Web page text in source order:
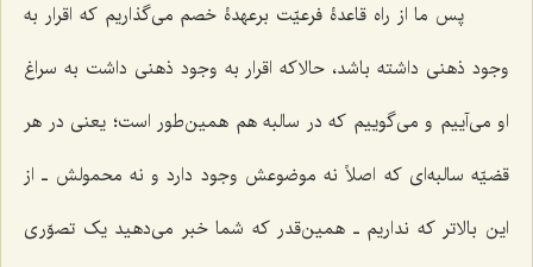
پس ما از راه قاعدۀ فرعیّت برعهدۀ خصم می‌گذاریم که اقرار به
وجود ذهنی داشته باشد، حالاکه اقرار به وجود ذهنی داشت به سراغ
او می‌آییم و می‌گوییم که در سالبه هم همین‌طور است؛ یعنی در هر
قضیّه سالبه‌ای که اصلاً نه موضوعش وجود دارد و نه محمولش ـ از
این بالاتر که نداریم ـ همین‌قدر که شما خبر می‌دهید یک تصوّری